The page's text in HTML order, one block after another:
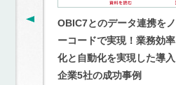
OBIC7とのデータ連携をノ
ーコードで実現！業務効率
化と自動化を実現した導入
企業5社の成功事例